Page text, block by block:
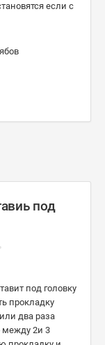
если с
под
под головку
прокладку
два раза
между 2и 3